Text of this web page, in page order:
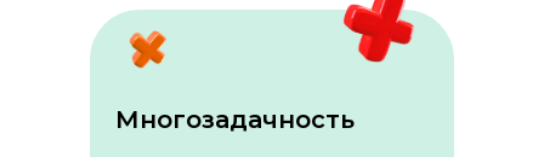
Многозадачность